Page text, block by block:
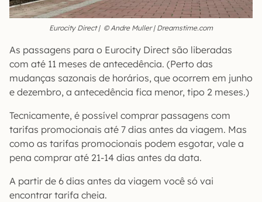
Eurocity Direct | © Andre Muller | Dreamstime.com
As passagens para o Eurocity Direct são liberadas
com até 11 meses de antecedência. (Perto das
mudanças sazonais de horários, que ocorrem em junho
e dezembro, a antecedência fica menor, tipo 2 meses.)
Tecnicamente, é possível comprar passagens com
tarifas promocionais até 7 dias antes da viagem. Mas
como as tarifas promocionais podem esgotar, vale a
pena comprar até 21-14 dias antes da data.
A partir de 6 dias antes da viagem você só vai
encontrar tarifa cheia.